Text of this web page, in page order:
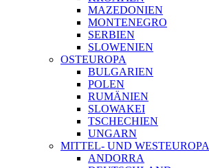
MAZEDONIEN
MONTENEGRO
SERBIEN
SLOWENIEN
OSTEUROPA
BULGARIEN
POLEN
RUMÄNIEN
SLOWAKEI
TSCHECHIEN
UNGARN
MITTEL- UND WESTEUROPA
ANDORRA